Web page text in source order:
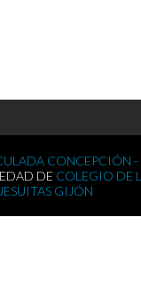
CONCEPCIÓN -
DE COLEGIO DE
GIJÓN